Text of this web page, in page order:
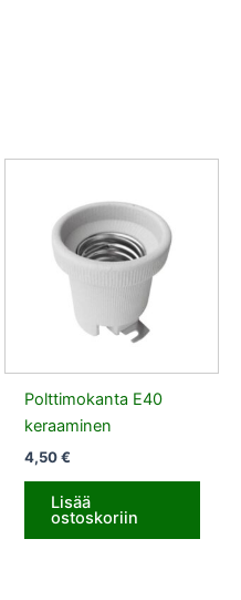
Polttimokanta E40
keraaminen
4,50€
Lisää
ostoskoriin